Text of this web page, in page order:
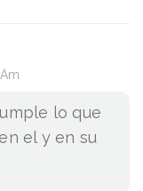
lo que
el y en su